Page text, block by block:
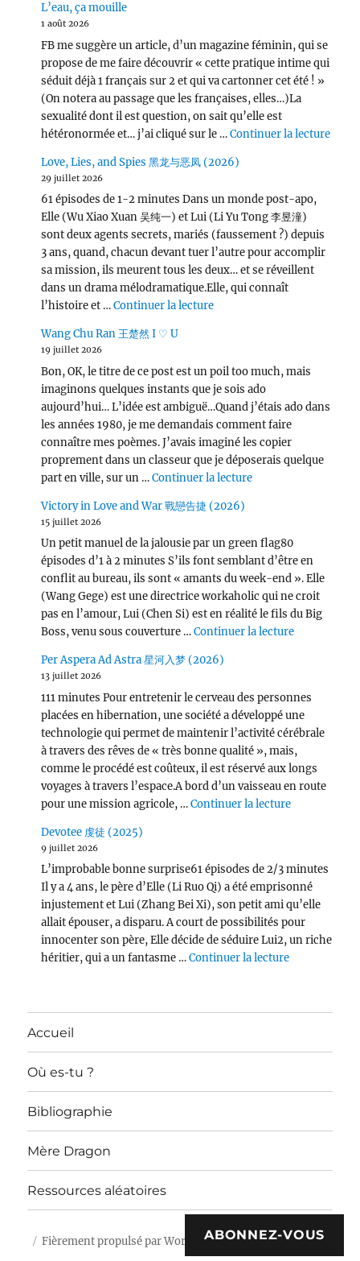
L’eau, ça mouille
1 août 2026
FB me suggère un article, d’un magazine féminin, qui se
propose de me faire découvrir « cette pratique intime qui
séduit déjà 1 français sur 2 et qui va cartonner cet été ! »
(On notera au passage que les françaises, elles…)La
sexualité dont il est question, on sait qu’elle est
hétéronormée et… j’ai cliqué sur le …Continuer la lecturede «
Love, Lies, and Spies 黑龙与恶凤 (2026)
29 juillet 2026
61 épisodes de 1-2 minutes Dans un monde post-apo,
Elle (Wu Xiao Xuan 吴纯一) et Lui (Li Yu Tong 李昱潼)
sont deux agents secrets, mariés (faussement ?) depuis
3 ans, quand, chacun devant tuer l’autre pour accomplir
sa mission, ils meurent tous les deux… et se réveillent
dans un drama mélodramatique.Elle, qui connaît
l’histoire et …Continuer la lecturede « Love, Lies, and Spies
Wang Chu Ran 王楚然 I ♡ U
19 juillet 2026
Bon, OK, le titre de ce post est un poil too much, mais
imaginons quelques instants que je sois ado
aujourd’hui… L’idée est ambiguë…Quand j’étais ado dans
les années 1980, je me demandais comment faire
connaître mes poèmes. J’avais imaginé les copier
proprement dans un classeur que je déposerais quelque
part en ville, sur un …Continuer la lecturede « Wang Chu Ran
Victory in Love and War 戰戀告捷 (2026)
15 juillet 2026
Un petit manuel de la jalousie par un green flag80
épisodes d’1 à 2 minutes S’ils font semblant d’être en
conflit au bureau, ils sont « amants du week-end ». Elle
(Wang Gege) est une directrice workaholic qui ne croit
pas en l’amour, Lui (Chen Si) est en réalité le fils du Big
Boss, venu sous couverture …Continuer la lecturede « Victory
Per Aspera Ad Astra 星河入梦 (2026)
13 juillet 2026
111 minutes Pour entretenir le cerveau des personnes
placées en hibernation, une société a développé une
technologie qui permet de maintenir l’activité cérébrale
à travers des rêves de « très bonne qualité », mais,
comme le procédé est coûteux, il est réservé aux longs
voyages à travers l’espace.A bord d’un vaisseau en route
pour une mission agricole, …Continuer la lecturede « Per
Devotee 虔徒 (2025)
9 juillet 2026
L’improbable bonne surprise61 épisodes de 2/3 minutes
Il y a 4 ans, le père d’Elle (Li Ruo Qi) a été emprisonné
injustement et Lui (Zhang Bei Xi), son petit ami qu’elle
allait épouser, a disparu. A court de possibilités pour
innocenter son père, Elle décide de séduire Lui2, un riche
héritier, qui a un fantasme …Continuer la lecturede « Devotee
Accueil
Où es-tu ?
Bibliographie
Mère Dragon
Ressources aléatoires
Fièrement propulsé par WordPressABONNEZ-VOUS